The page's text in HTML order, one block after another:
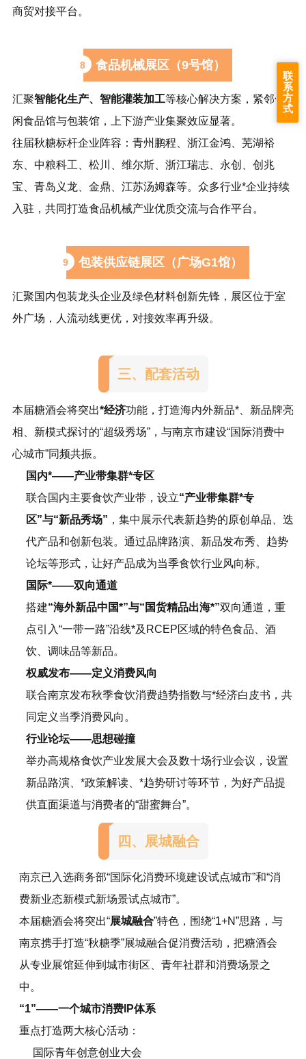
商贸对接平台。
8 食品机械展区（9号馆）
汇聚智能化生产、智能灌装加工等核心解决方案，紧邻休
闲食品馆与包装馆，上下游产业集聚效应显著。
往届秋糖标杆企业阵容：青州鹏程、浙江金鸿、芜湖裕
东、中粮科工、松川、维尔斯、浙江瑞志、永创、创兆
宝、青岛义龙、金鼎、江苏汤姆森等。众多行业*企业持续
入驻，共同打造食品机械产业优质交流与合作平台。
9 包装供应链展区（广场G1馆）
汇聚国内包装龙头企业及绿色材料创新先锋，展区位于室
外广场，人流动线更优，对接效率再升级。
三、配套活动
本届糖酒会将突出*经济功能，打造海内外新品*、新品牌亮
相、新模式探讨的“超级秀场”，与南京市建设“国际消费中
心城市”同频共振。
国内*——产业带集群*专区
联合国内主要食饮产业带，设立“产业带集群*专
区”与“新品秀场” ，集中展示代表新趋势的原创单品、迭
代产品和创新包装。通过品牌路演、新品发布秀、趋势
论坛等形式，让好产品成为当季食饮行业风向标。
国际*——双向通道
搭建“海外新品中国*”与“国货精品出海*”双向通道，重
点引入“一带一路”沿线*及RCEP区域的特色食品、酒
饮、调味品等新品。
权威发布——定义消费风向
联合南京发布秋季食饮消费趋势指数与*经济白皮书，共
同定义当季消费风向。
行业论坛——思想碰撞
举办高规格食饮产业发展大会及数十场行业会议，设置
新品路演、*政策解读、*趋势研讨等环节，为好产品提
供直面渠道与消费者的“甜蜜舞台”。
四、展城融合
南京已入选商务部“国际化消费环境建设试点城市”和“消
费新业态新模式新场景试点城市”。
本届糖酒会将突出“展城融合”特色，围绕“1+N”思路，与
南京携手打造“秋糖季”展城融合促消费活动，把糖酒会
从专业展馆延伸到城市街区、青年社群和消费场景之
中。
“1”——一个城市消费IP体系
重点打造两大核心活动：
国际青年创意创业大会
联
系
方
式